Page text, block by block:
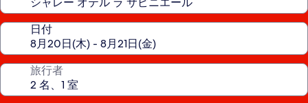
日付
旅行者